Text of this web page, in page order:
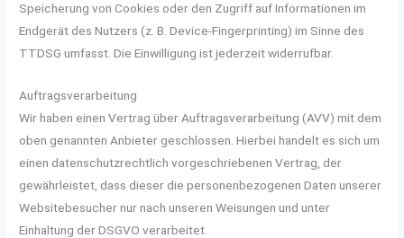
Speicherung von Cookies oder den Zugriff auf Informationen im
Endgerät des Nutzers (z. B. Device-Fingerprinting) im Sinne des
TTDSG umfasst. Die Einwilligung ist jederzeit widerrufbar.
Auftragsverarbeitung
Wir haben einen Vertrag über Auftragsverarbeitung (AVV) mit dem
oben genannten Anbieter geschlossen. Hierbei handelt es sich um
einen datenschutzrechtlich vorgeschriebenen Vertrag, der
gewährleistet, dass dieser die personenbezogenen Daten unserer
Websitebesucher nur nach unseren Weisungen und unter
Einhaltung der DSGVO verarbeitet.